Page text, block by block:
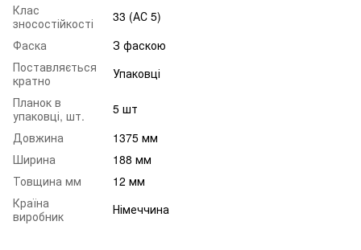
Клас
зносостійкості
33 (АС 5)
Фаска
З фаскою
Поставляється
кратно
Упаковці
Планок в
упаковці, шт.
5 шт
Довжина
1375 мм
Ширина
188 мм
Товщина мм
12 мм
Країна
виробник
Німеччина